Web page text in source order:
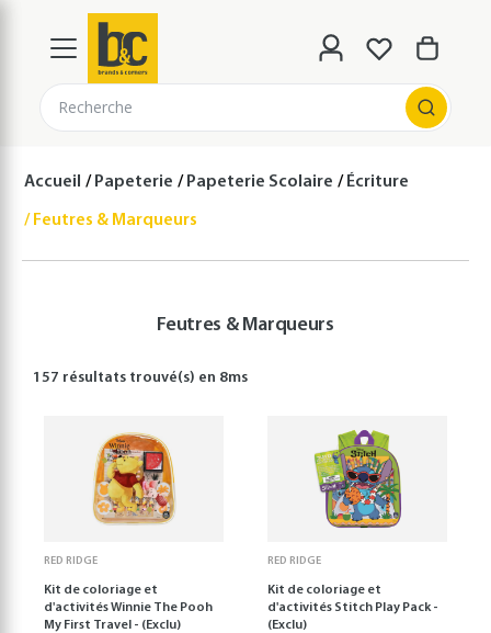
Recherche
Accueil Papeterie Papeterie Scolaire Écriture
Feutres & Marqueurs
Feutres & Marqueurs
157 résultats trouvé(s) en 8ms
RED RIDGE
Kit de coloriage et
d'activités Winnie The Pooh
My First Travel - (Exclu)
RED RIDGE
Kit de coloriage et
d'activités Stitch Play Pack -
(Exclu)